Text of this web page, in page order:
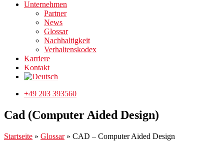
Unternehmen
Partner
News
Glossar
Nachhaltigkeit
Verhaltenskodex
Karriere
Kontakt
+49 203 393560
Cad (Computer Aided Design)
Startseite » Glossar» CAD – Computer Aided Design​